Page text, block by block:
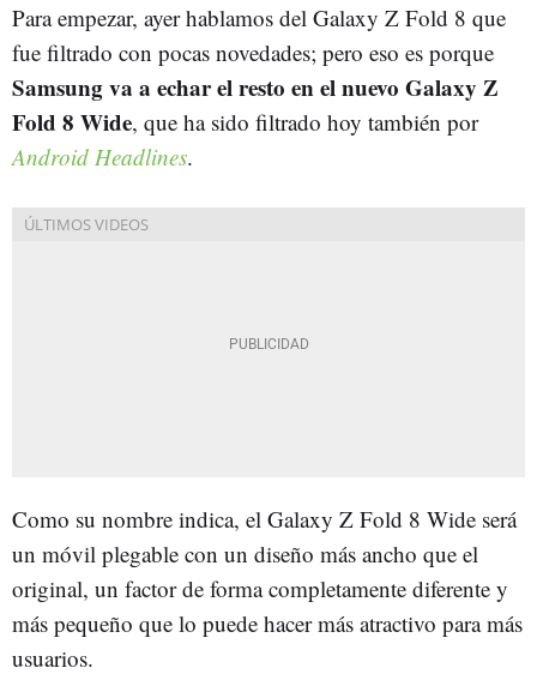
Para empezar, ayer hablamos del Galaxy Z Fold 8 que
fue filtrado con pocas novedades; pero eso es porque
Samsung va a echar el resto en el nuevo Galaxy Z
Fold 8 Wide, que ha sido filtrado hoy también por
Android Headlines.
Como su nombre indica, el Galaxy Z Fold 8 Wide será
un móvil plegable con un diseño más ancho que el
original, un factor de forma completamente diferente y
más pequeño que lo puede hacer más atractivo para más
usuarios.